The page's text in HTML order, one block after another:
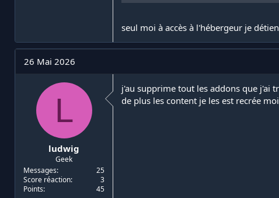
seul moi à accès à l'hébergeur je
26 Mai 2026
L
ludwig
Geek
Messages
25
Score réaction
3
Points
45
j'au supprime tout les addons que j'ai
de plus les content je les est recrée